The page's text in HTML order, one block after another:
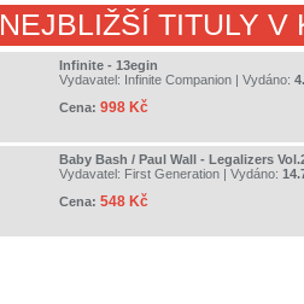
NEJBLIŽŠÍ TITULY V
Infinite - 13egin
Vydavatel: Infinite Companion | Vydáno:
Cena: 998 Kč
Baby Bash / Paul Wall - Legalizers
Vydavatel: First Generation | Vydáno:
Cena: 548 Kč